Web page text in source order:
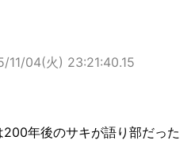
11/04(火) 23:21:40.15
年後のサキが語り部だった